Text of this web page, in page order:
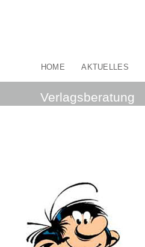
HOME AKTUELLES
Verlagsberatung